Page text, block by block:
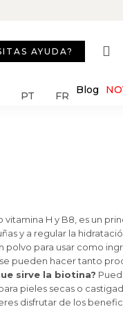
AYUDA?
PT FR Blog
vitamina H y B8, es un
y a regular la
polvo para usar como
pueden hacer tanto
sirve la biotina?
pieles secas o
disfrutar de los